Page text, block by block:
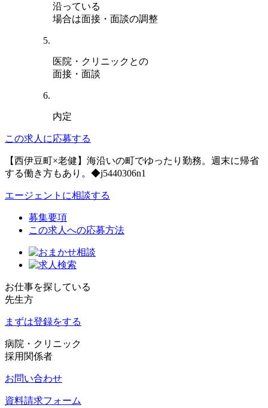
沿っている
場合は面接・面談の調整
医院・クリニックとの
面接・面談
内定
この求人に応募する
【西伊豆町×老健】海沿いの町でゆったり勤務。週末に帰省
する働き方もあり。◆j5440306n1
エージェントに相談する
募集要項
この求人への応募方法
お仕事を探している
先生方
まずは登録をする
病院・クリニック
採用関係者
お問い合わせ
資料請求フォーム